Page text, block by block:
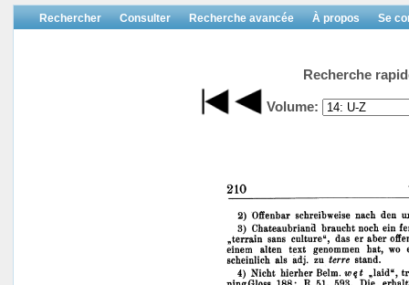
Rechercher Consulter Recherche avancée À propos Se
Recherche
Volume: